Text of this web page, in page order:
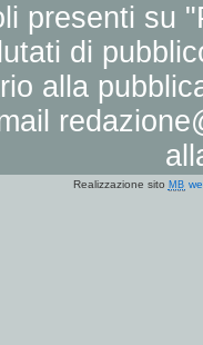
presenti su
di
alla
Realizzazione sito MB